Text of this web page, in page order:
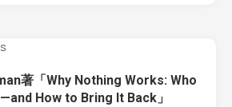
著「Why Nothing Works: Who
How to Bring It Back」